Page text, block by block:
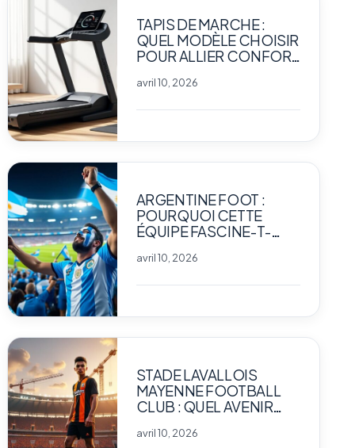
TAPIS DE MARCHE :
QUEL MODÈLE CHOISIR
POUR ALLIER CONFORT
CHEZ SOI ?
avril 10, 2026
ARGENTINE FOOT :
POURQUOI CETTE
ÉQUIPE FASCINE-T-
PASSIONNÉS DE SPORT
avril 10, 2026
STADE LAVALLOIS
MAYENNE FOOTBALL
CLUB : QUEL AVENIR
EMBLÉMATIQUE ?
avril 10, 2026